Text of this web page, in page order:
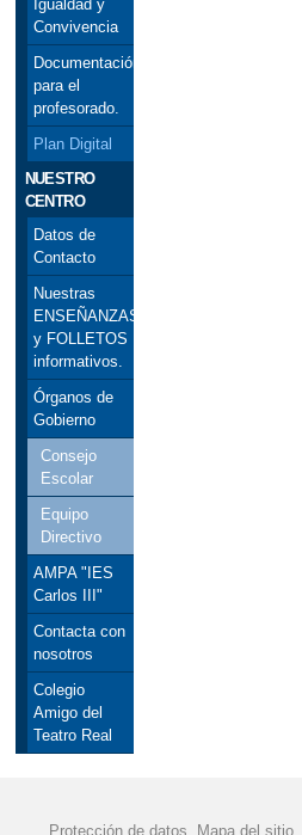
Igualdad y
Convivencia
Documentación
para el
profesorado.
Plan Digital
NUESTRO
CENTRO
Datos de
Contacto
Nuestras
ENSEÑANZAS
y FOLLETOS
informativos.
Órganos de
Gobierno
Consejo
Escolar
Equipo
Directivo
AMPA "IES
Carlos III"
Contacta con
nosotros
Colegio
Amigo del
Teatro Real
Protección de datos Mapa del sitio